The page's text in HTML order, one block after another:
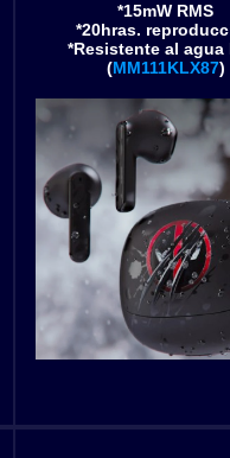
*15mW RMS
*20hras.
*Resistente al agua
(MM111KLX87)